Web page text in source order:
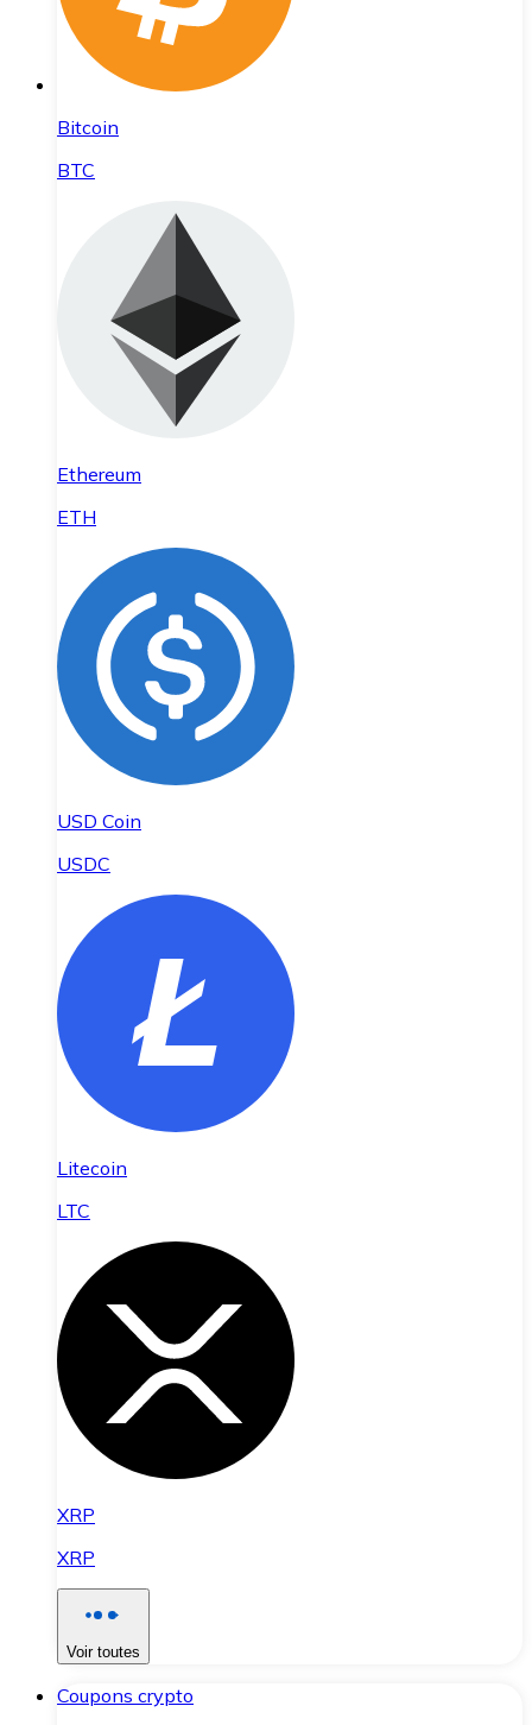
Bitcoin
BTC
Ethereum
ETH
USD Coin
USDC
Litecoin
LTC
XRP
XRP
Voir toutes
Coupons crypto